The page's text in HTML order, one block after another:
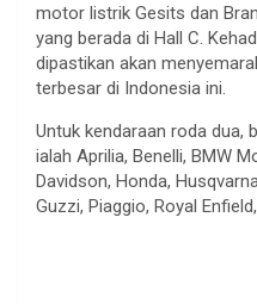
motor listrik Gesits dan
yang berada di Hall C.
dipastikan akan
terbesar di Indonesia ini.
Untuk kendaraan roda dua,
ialah Aprilia, Benelli, BMW
Davidson, Honda,
Guzzi, Piaggio, Royal